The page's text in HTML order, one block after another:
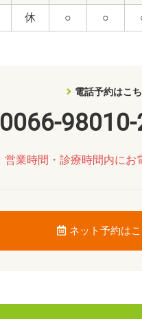
休 ○ ○
電話予約はこ
0066-
営業時間・診療時間内にお
ネット予約は